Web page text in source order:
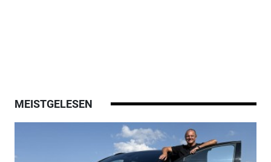
MEISTGELESEN